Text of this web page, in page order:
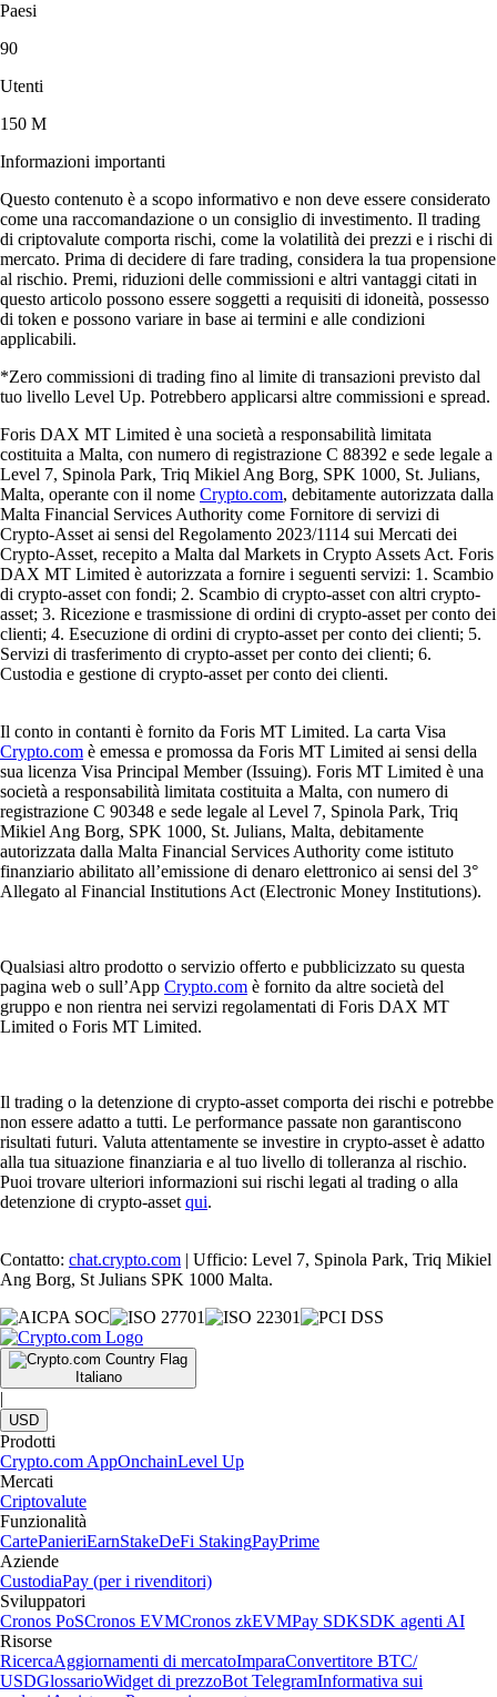
Paesi
90
Utenti
150 M
Informazioni importanti
Questo contenuto è a scopo informativo e non deve essere considerato
come una raccomandazione o un consiglio di investimento. Il trading
di criptovalute comporta rischi, come la volatilità dei prezzi e i rischi di
mercato. Prima di decidere di fare trading, considera la tua propensione
al rischio. Premi, riduzioni delle commissioni e altri vantaggi citati in
questo articolo possono essere soggetti a requisiti di idoneità, possesso
di token e possono variare in base ai termini e alle condizioni
applicabili.
*Zero commissioni di trading fino al limite di transazioni previsto dal
tuo livello Level Up. Potrebbero applicarsi altre commissioni e spread.
Foris DAX MT Limited è una società a responsabilità limitata
costituita a Malta, con numero di registrazione C 88392 e sede legale a
Level 7, Spinola Park, Triq Mikiel Ang Borg, SPK 1000, St. Julians,
Malta, operante con il nome Crypto.com, debitamente autorizzata dalla
Malta Financial Services Authority come Fornitore di servizi di
Crypto-Asset ai sensi del Regolamento 2023/1114 sui Mercati dei
Crypto-Asset, recepito a Malta dal Markets in Crypto Assets Act. Foris
DAX MT Limited è autorizzata a fornire i seguenti servizi: 1. Scambio
di crypto-asset con fondi; 2. Scambio di crypto-asset con altri crypto-
asset; 3. Ricezione e trasmissione di ordini di crypto-asset per conto dei
clienti; 4. Esecuzione di ordini di crypto-asset per conto dei clienti; 5.
Servizi di trasferimento di crypto-asset per conto dei clienti; 6.
Custodia e gestione di crypto-asset per conto dei clienti.
Il conto in contanti è fornito da Foris MT Limited. La carta Visa
Crypto.com è emessa e promossa da Foris MT Limited ai sensi della
sua licenza Visa Principal Member (Issuing). Foris MT Limited è una
società a responsabilità limitata costituita a Malta, con numero di
registrazione C 90348 e sede legale al Level 7, Spinola Park, Triq
Mikiel Ang Borg, SPK 1000, St. Julians, Malta, debitamente
autorizzata dalla Malta Financial Services Authority come istituto
finanziario abilitato all’emissione di denaro elettronico ai sensi del 3°
Allegato al Financial Institutions Act (Electronic Money Institutions).
Qualsiasi altro prodotto o servizio offerto e pubblicizzato su questa
pagina web o sull’App Crypto.com è fornito da altre società del
gruppo e non rientra nei servizi regolamentati di Foris DAX MT
Limited o Foris MT Limited.
Il trading o la detenzione di crypto-asset comporta dei rischi e potrebbe
non essere adatto a tutti. Le performance passate non garantiscono
risultati futuri. Valuta attentamente se investire in crypto-asset è adatto
alla tua situazione finanziaria e al tuo livello di tolleranza al rischio.
Puoi trovare ulteriori informazioni sui rischi legati al trading o alla
detenzione di crypto-asset qui.
Contatto: chat.crypto.com | Ufficio: Level 7, Spinola Park, Triq Mikiel
Ang Borg, St Julians SPK 1000 Malta.
Italiano
|
USD
Prodotti
Crypto.com AppOnchainLevel Up
Mercati
Criptovalute
Funzionalità
CartePanieriEarnStakeDeFi StakingPayPrime
Aziende
CustodiaPay (per i rivenditori)
Sviluppatori
Cronos PoSCronos EVMCronos zkEVMPay SDKSDK agenti AI
Risorse
RicercaAggiornamenti di mercatoImparaConvertitore BTC/
USDGlossarioWidget di prezzoBot TelegramInformativa sui